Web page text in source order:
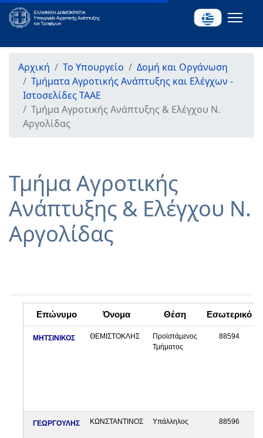
Αρχική Το Υπουργείο
Δομή και Οργάνωση
Τμήματα Αγροτικής Ανάπτυξης και Ελέγχων -
Ιστοσελίδες ΤΑΑΕ
Τμήμα Αγροτικής Ανάπτυξης & Ελέγχου Ν.
Αργολίδας
Τμήμα Αγροτικής
Ανάπτυξης & Ελέγχου Ν.
Αργολίδας